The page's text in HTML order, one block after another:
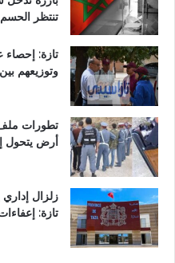
تنتظر الحسم
وتوزيعهم
تطورات
أرض يتحول
زلزال إداري
تازة: